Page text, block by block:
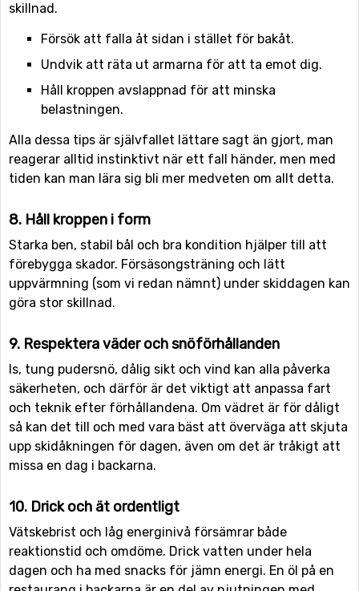
skillnad.
Försök att falla åt sidan i stället för bakåt.
Undvik att räta ut armarna för att ta emot dig.
Håll kroppen avslappnad för att minska
belastningen.
Alla dessa tips är självfallet lättare sagt än gjort, man
reagerar alltid instinktivt när ett fall händer, men med
tiden kan man lära sig bli mer medveten om allt detta.
8. Håll kroppen i form
Starka ben, stabil bål och bra kondition hjälper till att
förebygga skador. Försäsongsträning och lätt
uppvärmning (som vi redan nämnt) under skiddagen kan
göra stor skillnad.
9. Respektera väder och snöförhållanden
Is, tung pudersnö, dålig sikt och vind kan alla påverka
säkerheten, och därför är det viktigt att anpassa fart
och teknik efter förhållandena. Om vädret är för dåligt
så kan det till och med vara bäst att överväga att skjuta
upp skidåkningen för dagen, även om det är tråkigt att
missa en dag i backarna.
10. Drick och ät ordentligt
Vätskebrist och låg energinivå försämrar både
reaktionstid och omdöme. Drick vatten under hela
dagen och ha med snacks för jämn energi. En öl på en